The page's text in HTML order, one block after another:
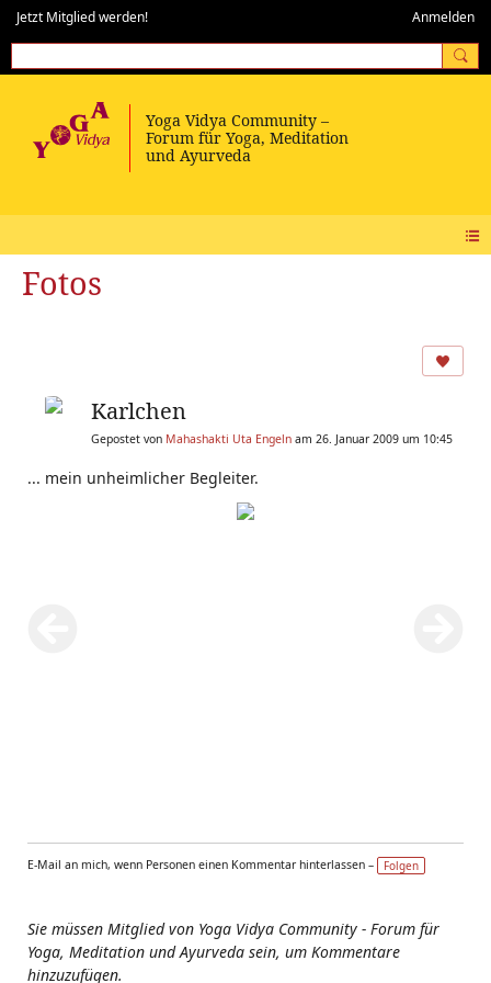
Jetzt Mitglied werden! Anmelden
Fotos
Karlchen
Gepostet von Mahashakti Uta Engeln am 26. Januar 2009 um 10:45
... mein unheimlicher Begleiter.
E-Mail an mich, wenn Personen einen Kommentar hinterlassen – Folgen
Sie müssen Mitglied von Yoga Vidya Community - Forum für
Yoga, Meditation und Ayurveda sein, um Kommentare
hinzuzufügen.